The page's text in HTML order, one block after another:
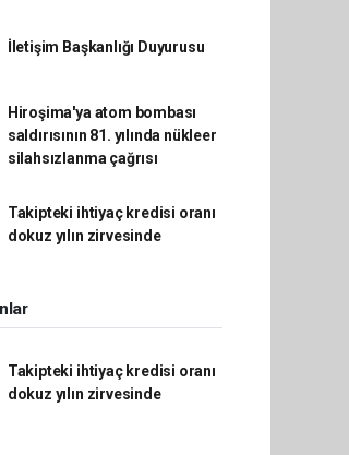
İletişim Başkanlığı Duyurusu
Hiroşima'ya atom bombası
saldırısının 81. yılında nükleer
silahsızlanma çağrısı
Takipteki ihtiyaç kredisi oranı
dokuz yılın zirvesinde
Takipteki ihtiyaç kredisi oranı
dokuz yılın zirvesinde